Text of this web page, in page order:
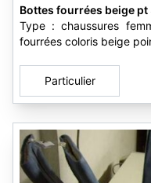
Bottes fourrées beige pt
Type : chaussures
fourrées coloris beige
Particulier